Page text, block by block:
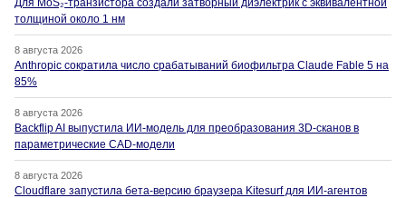
толщиной около 1 нм
8 августа 2026
Anthropic сократила число срабатываний биофильтра Claude Fable 5 на
85%
8 августа 2026
Backflip AI выпустила ИИ-модель для преобразования 3D-сканов в
параметрические CAD-модели
8 августа 2026
Cloudflare запустила бета-версию браузера Kitesurf для ИИ-агентов